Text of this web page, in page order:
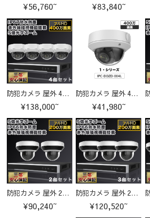
¥56,760~ ¥83,840~
防犯カメラ 屋外 400万画素 光学レンズ搭載 IP67防塵防水 IPカメラ 4台セット
¥138,000~
防犯カメラ 屋外 400万画素 光学レンズ搭載 IP67防塵防水 IPカメラ IPC-DOZD-004L-cam
¥41,980~
防犯カメラ 屋外 200万画素 光学レンズ搭載 IP66防塵防水 PTZ機能付き IPカメラ 2台セット
¥90,240~
防犯カメラ 屋外 200万画素 光学レンズ搭載 IP66防塵防水 PTZ機能付き IPカメラ 3台セット
¥120,520~